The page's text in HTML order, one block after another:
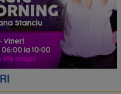
îngrijiri
barem